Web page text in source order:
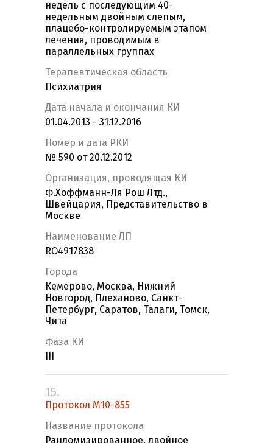
недель с последующим 40-
недельным двойным слепым,
плацебо-контролируемым этапом
лечения, проводимым в
параллельных группах
Терапевтическая область
Психиатрия
Дата начала и окончания КИ
01.04.2013 - 31.12.2016
Номер и дата РКИ
№ 590 от 20.12.2012
Организация, проводящая КИ
Ф.Хоффманн-Ля Рош Лтд.,
Швейцария, Представительство в
Москве
Наименование ЛП
RO4917838
Города
Кемерово, Москва, Нижний
Новгород, Плеханово, Санкт-
Петербург, Саратов, Талаги, Томск,
Чита
Фаза КИ
15.
Протокол M10-855
Название протокола
Рандомизированное, двойное